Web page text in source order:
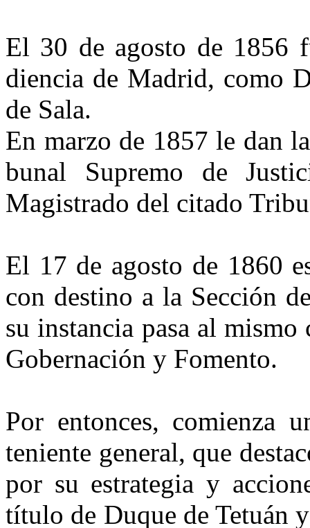
El 30 de agosto de 1856
diencia de Madrid, como
de Sala.
En marzo de 1857 le dan
bunal Supremo de
Magistrado del citado
El 17 de agosto de 1860
con destino a la Sección
su instancia pasa al
Gober­nación y Fomento.
Por entonces, comienza
teniente general, que
por su estrategia y
título de Duque de Tetuán